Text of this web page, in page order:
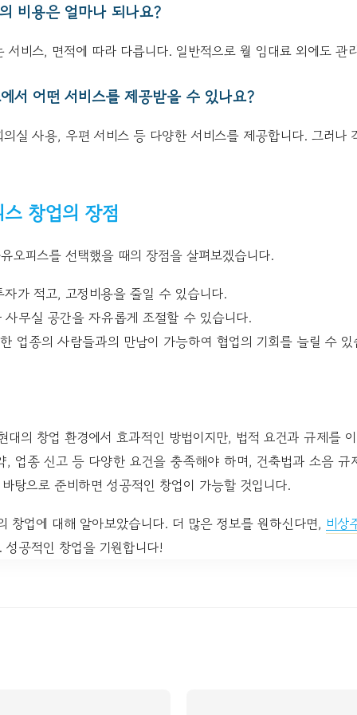
비용은 얼마나 되나요?
비스, 면적에 따라 다릅니다. 일반적으로 월 임대료 외에도 관
서 어떤 서비스를 제공받을 수 있나요?
실 사용, 우편 서비스 등 다양한 서비스를 제공합니다. 그러나
창업의 장점
오피스를 선택했을 때의 장점을 살펴보겠습니다.
가 적고, 고정비용을 줄일 수 있습니다.
무실 공간을 자유롭게 조절할 수 있습니다.
업종의 사람들과의 만남이 가능하여 협업의 기회를 늘릴 수 있
대의 창업 환경에서 효과적인 방법이지만, 법적 요건과 규제를
업종 신고 등 다양한 요건을 충족해야 하며, 건축법과 소음 규
탕으로 준비하면 성공적인 창업이 가능할 것입니다.
창업에 대해 알아보았습니다. 더 많은 정보를 원하신다면, 비상
공적인 창업을 기원합니다!